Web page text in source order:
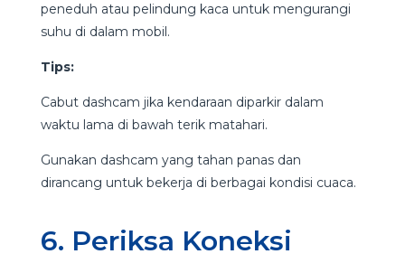
peneduh atau pelindung kaca untuk mengurangi
suhu di dalam mobil.
Tips:
Cabut dashcam jika kendaraan diparkir dalam
waktu lama di bawah terik matahari.
Gunakan dashcam yang tahan panas dan
dirancang untuk bekerja di berbagai kondisi cuaca.
6. Periksa Koneksi